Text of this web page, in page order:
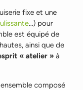
fixe et une
…) pour
est équipé de
ainsi que de
« atelier » à
composé